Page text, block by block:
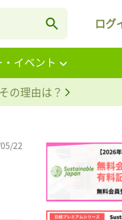
ログ
イベント
の理由は？
22